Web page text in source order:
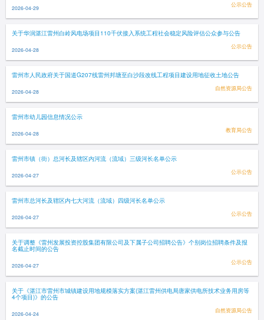
2026-04-29 公示公告
关于华润湛江雷州白岭风电场项目110千伏接入系统工程社会稳定风险评估公众参与公告
2026-04-28 公示公告
雷州市人民政府关于国道G207线雷州邦塘至白沙段改线工程项目建设用地征收土地公告
2026-04-28 自然资源局公告
雷州市幼儿园信息情况公示
2026-04-28 教育局公告
雷州市镇（街）总河长及辖区内河流（流域）三级河长名单公示
2026-04-27 公示公告
雷州市总河长及辖区内七大河流（流域）四级河长名单公示
2026-04-27 公示公告
关于调整《雷州发展投资控股集团有限公司及下属子公司招聘公告》个别岗位招聘条件及报
名截止时间的公告
2026-04-27 公示公告
关于《湛江市雷州市城镇建设用地规模落实方案(湛江雷州供电局唐家供电所技术业务用房等
4个项目)》的公告
2026-04-24 自然资源局公告